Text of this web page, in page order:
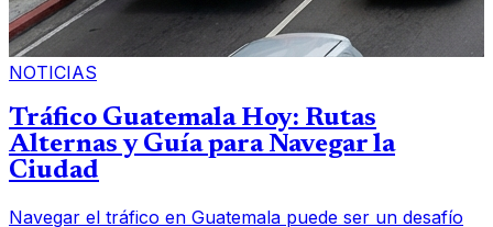
NOTICIAS
Tráfico Guatemala Hoy: Rutas
Alternas y Guía para Navegar la
Ciudad
Navegar el tráfico en Guatemala puede ser un desafío